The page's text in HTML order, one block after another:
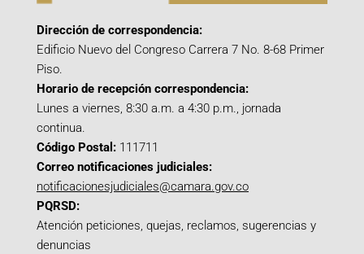
Dirección de correspondencia:
Edificio Nuevo del Congreso Carrera 7 No. 8-68 Primer
Piso.
Horario de recepción correspondencia:
Lunes a viernes, 8:30 a.m. a 4:30 p.m., jornada
continua.
Código Postal: 111711
Correo notificaciones judiciales:
notificacionesjudiciales@camara.gov.co
PQRSD:
Atención peticiones, quejas, reclamos, sugerencias y
denuncias